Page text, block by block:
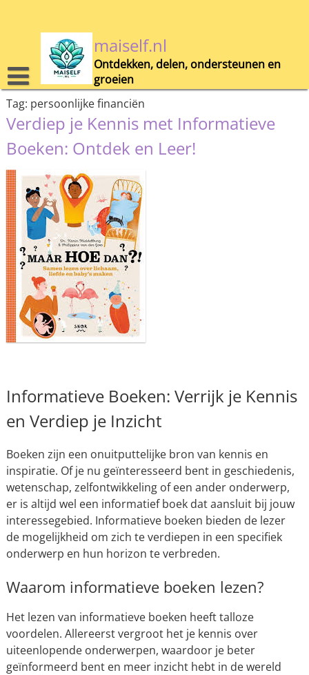
maiself.nl
Ontdekken, delen, ondersteunen en
groeien
Tag: persoonlijke financiën
Verdiep je Kennis met Informatieve
Boeken: Ontdek en Leer!
Informatieve Boeken: Verrijk je Kennis
en Verdiep je Inzicht
Boeken zijn een onuitputtelijke bron van kennis en
inspiratie. Of je nu geïnteresseerd bent in geschiedenis,
wetenschap, zelfontwikkeling of een ander onderwerp,
er is altijd wel een informatief boek dat aansluit bij jouw
interessegebied. Informatieve boeken bieden de lezer
de mogelijkheid om zich te verdiepen in een specifiek
onderwerp en hun horizon te verbreden.
Waarom informatieve boeken lezen?
Het lezen van informatieve boeken heeft talloze
voordelen. Allereerst vergroot het je kennis over
uiteenlopende onderwerpen, waardoor je beter
geïnformeerd bent en meer inzicht hebt in de wereld